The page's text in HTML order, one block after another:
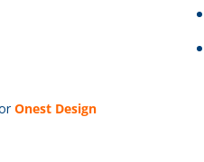
Onest Design